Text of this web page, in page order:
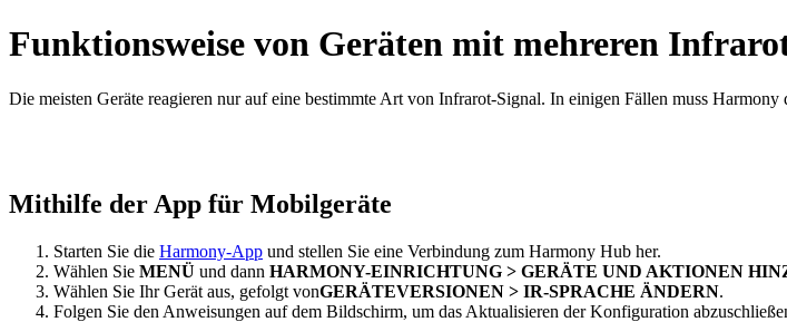
Funktionsweise von Geräten mit mehreren
Die meisten Geräte reagieren nur auf eine bestimmte Art von Infrarot-Signal. In einigen Fällen muss
Mithilfe der App für Mobilgeräte
Starten Sie die Harmony-App und stellen Sie eine Verbindung zum Harmony Hub her.
Wählen Sie MENÜ und dann HARMONY-EINRICHTUNG > GERÄTE UND AKTIONEN
Wählen Sie Ihr Gerät aus, gefolgt vonGERÄTEVERSIONEN > IR-SPRACHE ÄNDERN.
Folgen Sie den Anweisungen auf dem Bildschirm, um das Aktualisieren der Konfiguration